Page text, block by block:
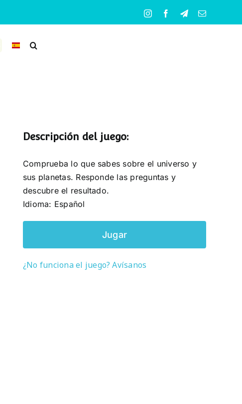
InstagramFacebookTelegramCorreo
Descripción del juego:
Comprueba lo que sabes sobre el universo y
sus planetas. Responde las preguntas y
descubre el resultado.
Idioma: Español
Jugar
¿No funciona el juego? Avísanos